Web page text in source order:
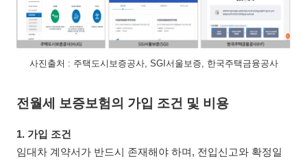
사진출처 : 주택도시보증공사, SGI서울보증, 한국주택금융공사
전월세 보증보험의 가입 조건 및 비용
1. 가입 조건
임대차 계약서가 반드시 존재해야 하며, 전입신고와 확정일